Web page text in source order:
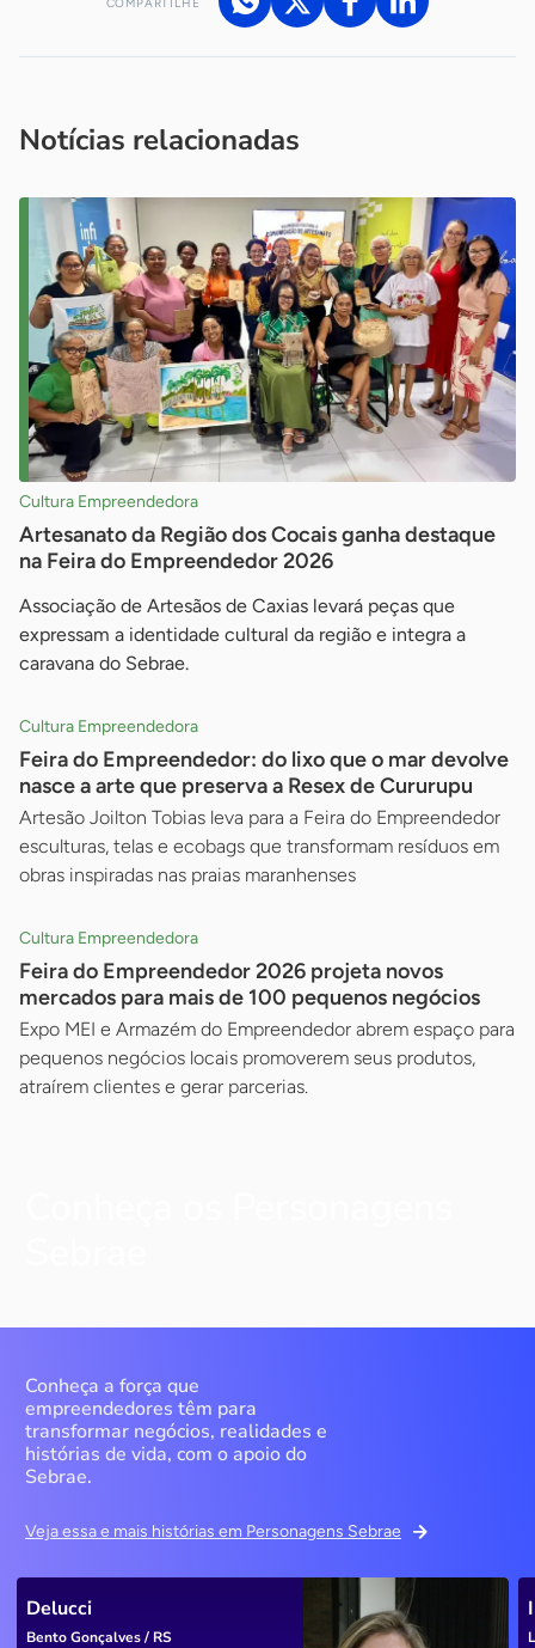
Notícias relacionadas
Cultura Empreendedora
Artesanato da Região dos Cocais ganha destaque
na Feira do Empreendedor 2026
Associação de Artesãos de Caxias levará peças que
expressam a identidade cultural da região e integra a
caravana do Sebrae.
Cultura Empreendedora
Feira do Empreendedor: do lixo que o mar devolve
nasce a arte que preserva a Resex de Cururupu
Artesão Joilton Tobias leva para a Feira do Empreendedor
esculturas, telas e ecobags que transformam resíduos em
obras inspiradas nas praias maranhenses
Cultura Empreendedora
Feira do Empreendedor 2026 projeta novos
mercados para mais de 100 pequenos negócios
Expo MEI e Armazém do Empreendedor abrem espaço para
pequenos negócios locais promoverem seus produtos,
atraírem clientes e gerar parcerias.
Conheça a força que
empreendedores têm para
transformar negócios, realidades e
histórias de vida, com o apoio do
Sebrae.
Veja essa e mais histórias em Personagens Sebrae
Delucci
Bento Gonçalves / RS